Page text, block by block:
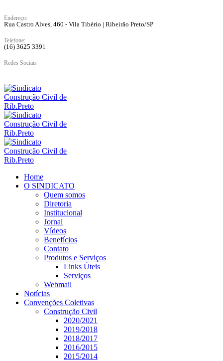
Endereço:
Rua Castro Alves, 460 - Vila Tibério | Ribeirão Preto/SP
Telefone:
(16) 3625 3391
Redes Sociais
Home
O SINDICATO
Quem somos
Diretoria
Institucional
Jornal
Vídeos
Benefícios
Contato
Produtos e Serviços
Links Úteis
Serviços
Webmail
Notícias
Convenções Coletivas
Construção Civil
2020/2021
2019/2018
2018/2017
2016/2015
2015/2014